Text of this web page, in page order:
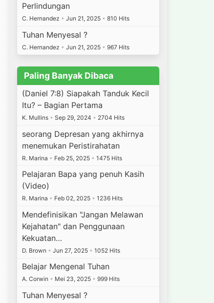
Perlindungan
C. Hernandez • Jun 21, 2025 • 810 Hits
Tuhan Menyesal ?
C. Hernandez • Jun 21, 2025 • 967 Hits
Paling Banyak Dibaca
(Daniel 7:8) Siapakah Tanduk Kecil
Itu? – Bagian Pertama
K. Mullins • Sep 29, 2024 • 2704 Hits
seorang Depresan yang akhirnya
menemukan Peristirahatan
R. Marina • Feb 25, 2025 • 1475 Hits
Pelajaran Bapa yang penuh Kasih
(Video)
R. Marina • Feb 02, 2025 • 1236 Hits
Mendefinisikan "Jangan Melawan
Kejahatan" dan Penggunaan
Kekuatan…
D. Brown • Jun 27, 2025 • 1052 Hits
Belajar Mengenal Tuhan
A. Corwin • Mei 23, 2025 • 999 Hits
Tuhan Menyesal ?